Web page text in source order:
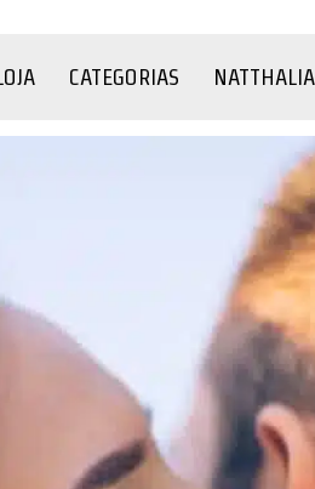
CATEGORIAS